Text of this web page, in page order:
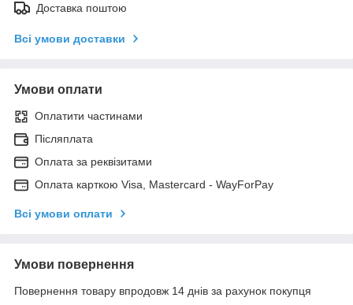
Доставка поштою
Всі умови доставки
Умови оплати
Оплатити частинами
Післяплата
Оплата за реквізитами
Оплата карткою Visa, Mastercard - WayForPay
Всі умови оплати
Умови повернення
Повернення товару впродовж 14 днів за рахунок покупця